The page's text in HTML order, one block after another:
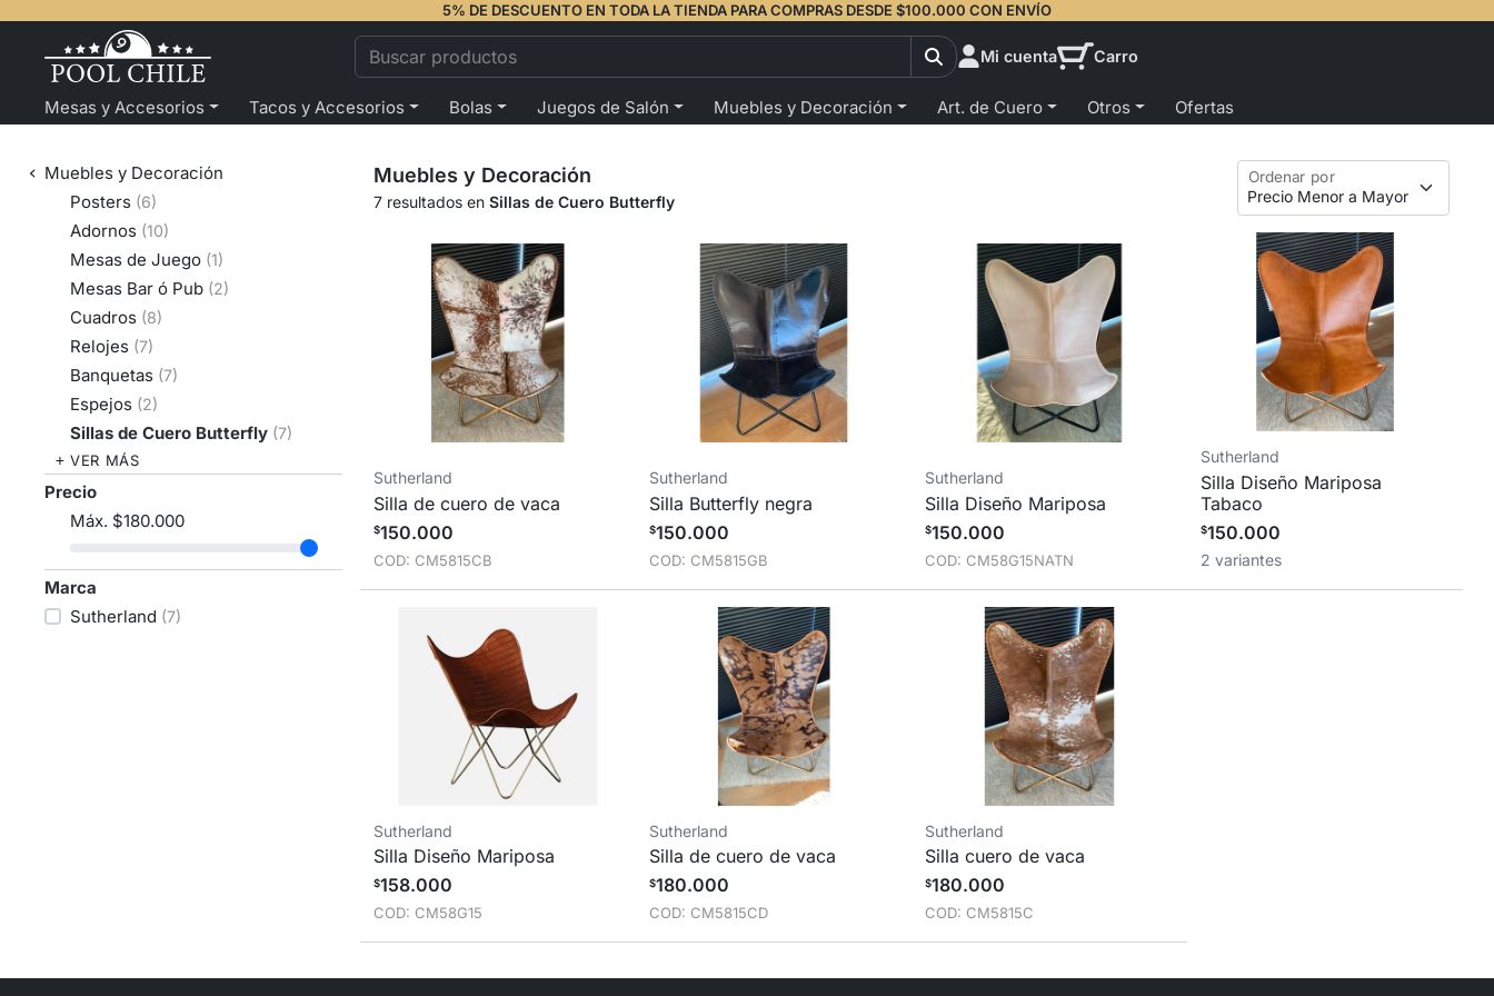
5% DE DESCUENTO EN TODA LA TIENDA PARA COMPRAS DESDE $100.000 CON ENVÍO
Mi cuenta Carro
Mesas y Accesorios Tacos y Accesorios Bolas Juegos de Salón Muebles y Decoración Art. de Cuero Otros Ofertas
Muebles y Decoración
Posters (6)
Adornos (10)
Mesas de Juego (1)
Mesas Bar ó Pub (2)
Cuadros (8)
Relojes (7)
Banquetas (7)
Espejos (2)
Sillas de Cuero Butterfly (7)
VER MÁS
Precio
Máx. $180.000
Marca
Sutherland (7)
Muebles y Decoración
7 resultados enSillas de Cuero Butterfly
Ordenar por
Sutherland
Silla de cuero de vaca
$150.000
COD: CM5815CB
Sutherland
Silla Butterfly negra
$150.000
COD: CM5815GB
Sutherland
Silla Diseño Mariposa
$150.000
COD: CM58G15NATN
Sutherland
Silla Diseño Mariposa
Tabaco
$150.000
2 variantes
Sutherland
Silla Diseño Mariposa
$158.000
COD: CM58G15
Sutherland
Silla de cuero de vaca
$180.000
COD: CM5815CD
Sutherland
Silla cuero de vaca
$180.000
COD: CM5815C